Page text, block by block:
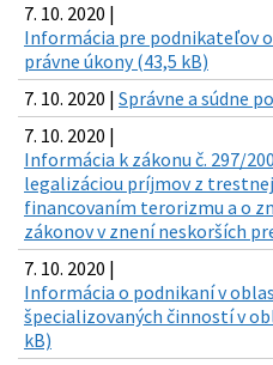
7. 10. 2020 |
Informácia pre podnikateľov
právne úkony (43,5 kB)
7. 10. 2020 | Správne a súdne
7. 10. 2020 |
Informácia k zákonu č. 297/
legalizáciou príjmov z
financovaním terorizmu a o
zákonov v znení neskorších
7. 10. 2020 |
Informácia o podnikaní v
špecializovaných činností v
kB)